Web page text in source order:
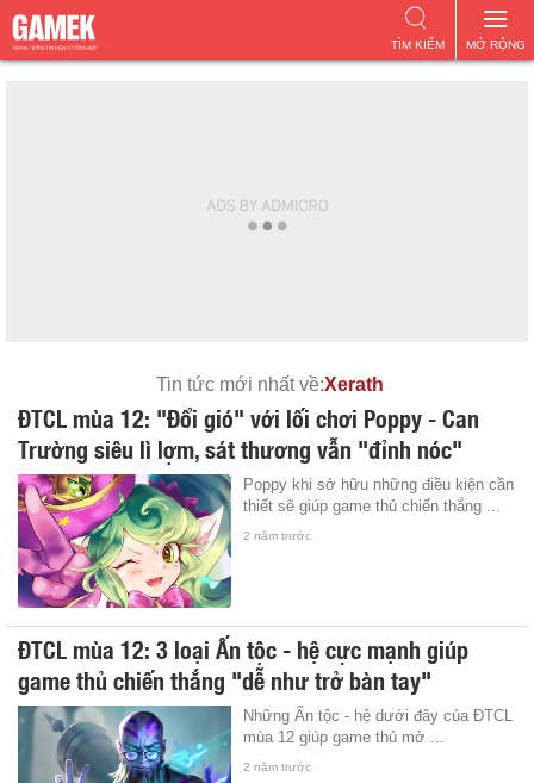
MỞ RỘNG
TÌM KIẾM
Tin tức mới nhất về:Xerath
ĐTCL mùa 12: "Đổi gió" với lối chơi Poppy - Can
Trường siêu lì lợm, sát thương vẫn "đỉnh nóc"
Poppy khi sở hữu những điều kiện cần
thiết sẽ giúp game thủ chiến thắng ...
2 năm trước
ĐTCL mùa 12: 3 loại Ấn tộc - hệ cực mạnh giúp
game thủ chiến thắng "dễ như trở bàn tay"
Những Ấn tộc - hệ dưới đây của ĐTCL
mùa 12 giúp game thủ mở ...
2 năm trước